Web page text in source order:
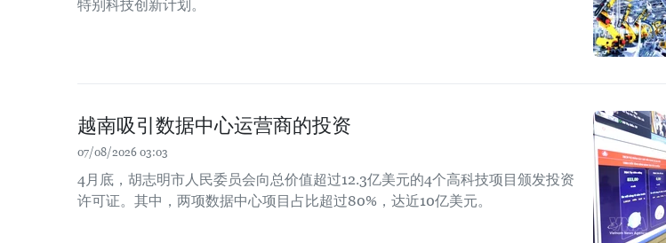
特别科技创新计划。
越南吸引数据中心运营商的投资
07/08/2026 03:03
4月底，胡志明市人民委员会向总价值超过12.3亿美元的4个高科技项目颁发投资
许可证。其中，两项数据中心项目占比超过80%，达近10亿美元。